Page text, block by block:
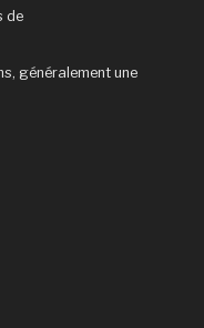
de
généralement une